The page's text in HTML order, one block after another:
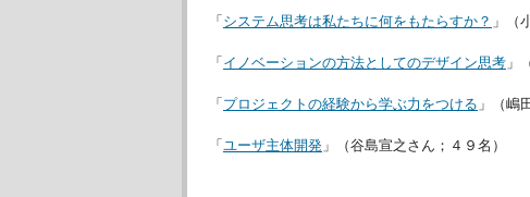
「 システム思考は私たちに何をもたらすか？ 」（
「 イノベーションの方法としてのデザイン思考 」
「 プロジェクトの経験から学ぶ力をつける 」（嶋
「 ユーザ主体開発 」（谷島宣之さん；４９名）